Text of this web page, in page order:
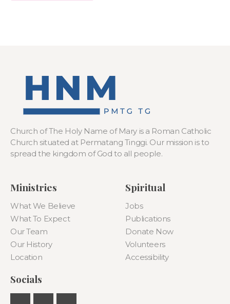
Church of The Holy Name of Mary is a Roman Catholic
Church situated at Permatang Tinggi. Our mission is to
spread the kingdom of God to all people.
Ministries
What We Believe
What To Expect
Our Team
Our History
Location
Spiritual
Jobs
Publications
Donate Now
Volunteers
Accessibility
Socials